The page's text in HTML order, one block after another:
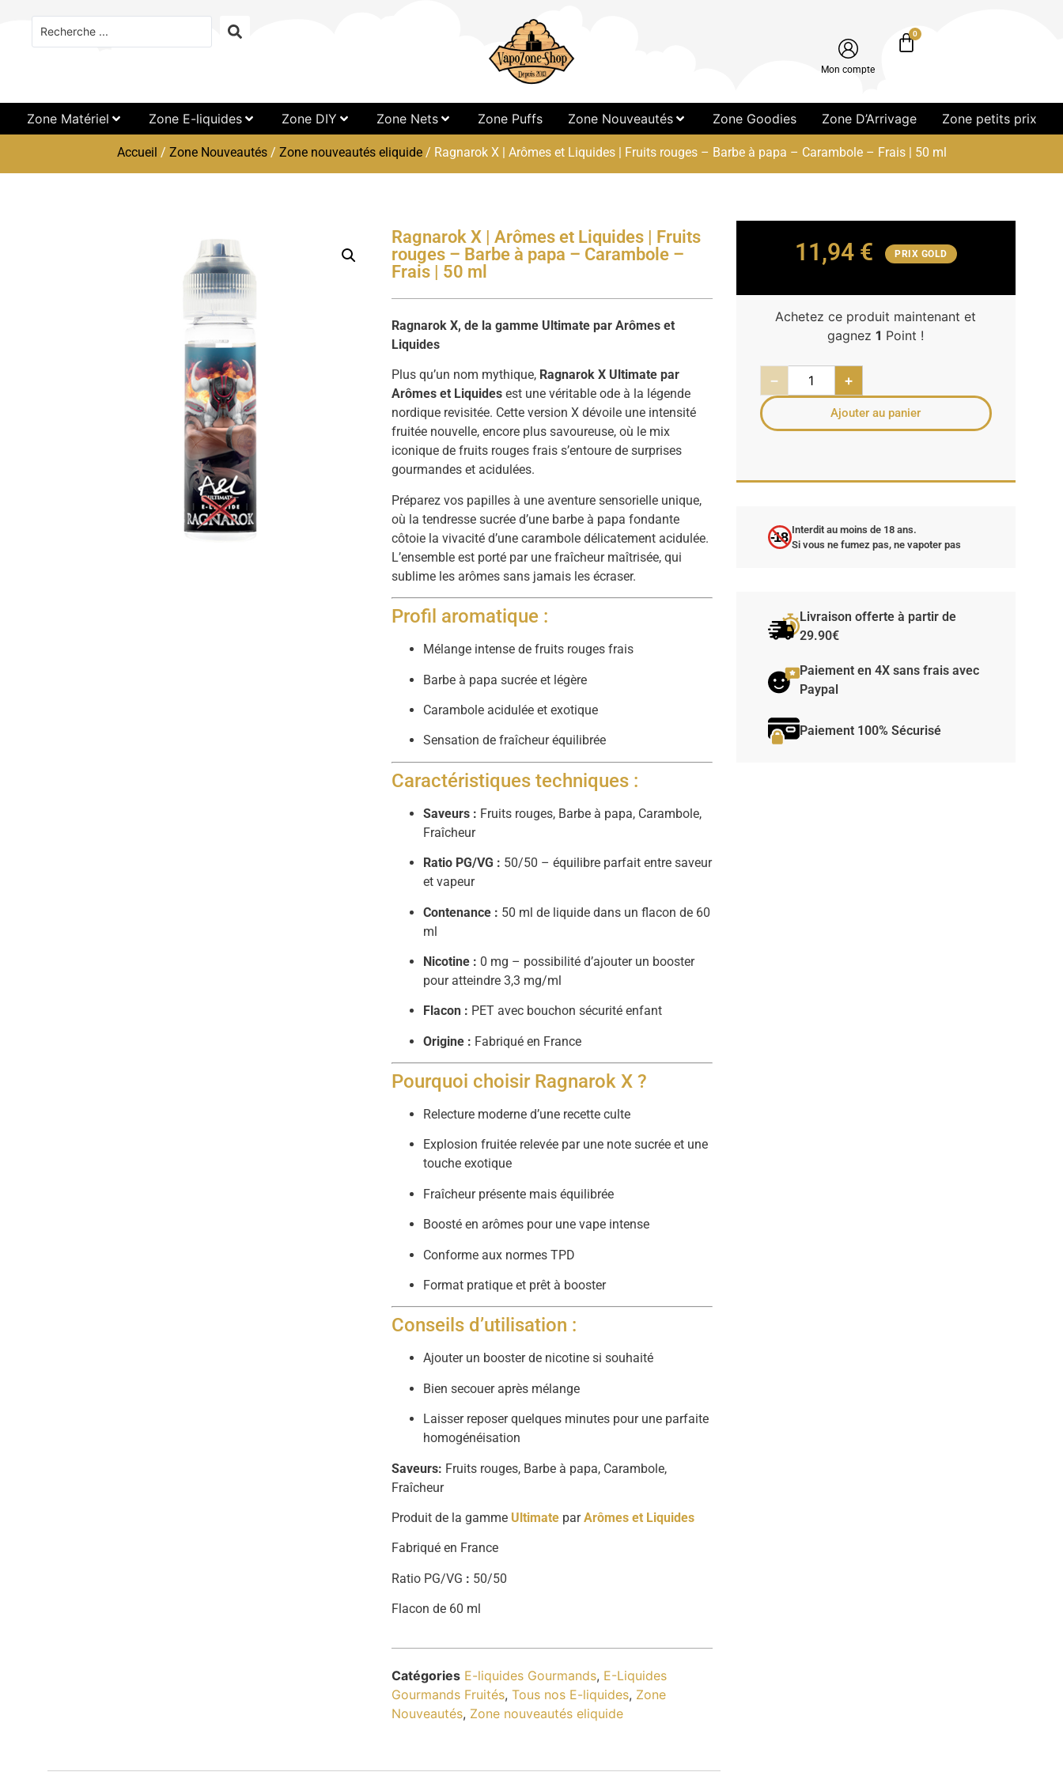
Mon compte
0
Zone Matériel Zone E-liquides Zone DIY Zone Nets Zone Puffs Zone Nouveautés Zone Goodies Zone D’Arrivage Zone petits prix
Accueil / Zone Nouveautés/ Zone nouveautés eliquide/ Ragnarok X | Arômes et Liquides | Fruits rouges – Barbe à papa – Carambole – Frais | 50 ml
Ragnarok X | Arômes et Liquides | Fruits
rouges – Barbe à papa – Carambole –
Frais | 50 ml
Ragnarok X, de la gamme Ultimate par Arômes et
Liquides
Plus qu’un nom mythique, Ragnarok X Ultimate par
Arômes et Liquides est une véritable ode à la légende
nordique revisitée. Cette version X dévoile une intensité
fruitée nouvelle, encore plus savoureuse, où le mix
iconique de fruits rouges frais s’entoure de surprises
gourmandes et acidulées.
Préparez vos papilles à une aventure sensorielle unique,
où la tendresse sucrée d’une barbe à papa fondante
côtoie la vivacité d’une carambole délicatement acidulée.
L’ensemble est porté par une fraîcheur maîtrisée, qui
sublime les arômes sans jamais les écraser.
Profil aromatique :
Mélange intense de fruits rouges frais
Barbe à papa sucrée et légère
Carambole acidulée et exotique
Sensation de fraîcheur équilibrée
Caractéristiques techniques :
Saveurs : Fruits rouges, Barbe à papa, Carambole,
Fraîcheur
Ratio PG/VG : 50/50 – équilibre parfait entre saveur
et vapeur
Contenance : 50 ml de liquide dans un flacon de 60
ml
Nicotine : 0 mg – possibilité d’ajouter un booster
pour atteindre 3,3 mg/ml
Flacon : PET avec bouchon sécurité enfant
Origine : Fabriqué en France
Pourquoi choisir Ragnarok X ?
Relecture moderne d’une recette culte
Explosion fruitée relevée par une note sucrée et une
touche exotique
Fraîcheur présente mais équilibrée
Boosté en arômes pour une vape intense
Conforme aux normes TPD
Format pratique et prêt à booster
Conseils d’utilisation :
Ajouter un booster de nicotine si souhaité
Bien secouer après mélange
Laisser reposer quelques minutes pour une parfaite
homogénéisation
Saveurs: Fruits rouges, Barbe à papa, Carambole,
Fraîcheur
Produit de la gamme Ultimate parArômes et Liquides
Fabriqué en France
Ratio PG/VG : 50/50
Flacon de 60 ml
Catégories E-liquides Gourmands, E-Liquides
Gourmands Fruités,Tous nos E-liquides, Zone
Nouveautés, Zone nouveautés eliquide
11,94 € PRIX GOLD
Achetez ce produit maintenant et
gagnez1 Point !
− +
Ajouter au panier
-18 Interdit au moins de 18 ans.
Si vous ne fumez pas, ne vapoter pas
Livraison offerte à partir de
29.90€
Paiement en 4X sans frais avec
Paypal
Paiement 100% Sécurisé